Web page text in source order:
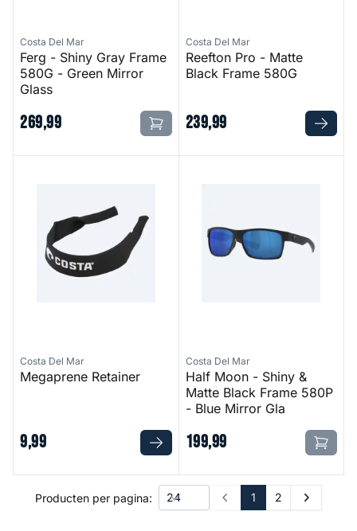
Costa Del Mar
Ferg - Shiny Gray Frame
580G - Green Mirror
Glass
269,99
Costa Del Mar
Reefton Pro - Matte
Black Frame 580G
239,99
Costa Del Mar
Megaprene Retainer
9,99
Costa Del Mar
Half Moon - Shiny &
Matte Black Frame 580P
- Blue Mirror Gla
199,99
Producten per pagina: Prev 1 2 Next